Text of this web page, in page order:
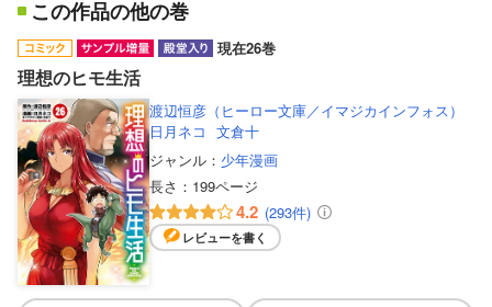
この作品の他の巻
現在26巻
理想のヒモ生活
渡辺恒彦（ヒーロー文庫／イマジカインフォス）
日月ネコ 文倉十
ジャンル： 少年漫画
長さ： 199ページ
4.2 (293件)
レビューを書く